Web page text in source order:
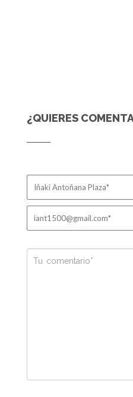
¿QUIERES